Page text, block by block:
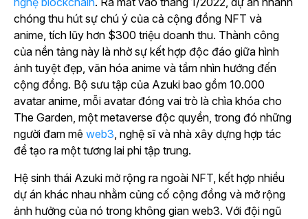
chóng thu hút sự chú ý của cả cộng đồng NFT và
anime, tích lũy hơn $300 triệu doanh thu. Thành công
của nền tảng này là nhờ sự kết hợp độc đáo giữa hình
ảnh tuyệt đẹp, văn hóa anime và tầm nhìn hướng đến
cộng đồng. Bộ sưu tập của Azuki bao gồm 10.000
avatar anime, mỗi avatar đóng vai trò là chìa khóa cho
The Garden, một metaverse độc quyền, trong đó những
người đam mê web3 , nghệ sĩ và nhà xây dựng hợp tác
để tạo ra một tương lai phi tập trung.
Hệ sinh thái Azuki mở rộng ra ngoài NFT, kết hợp nhiều
dự án khác nhau nhằm củng cố cộng đồng và mở rộng
ảnh hưởng của nó trong không gian web3. Với đội ngũ